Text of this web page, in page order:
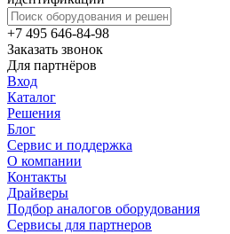
+7 495 646-84-98
Заказать звонок
Для партнёров
Вход
Каталог
Решения
Блог
Сервис и поддержка
О компании
Контакты
Драйверы
Подбор аналогов оборудования
Сервисы для партнеров